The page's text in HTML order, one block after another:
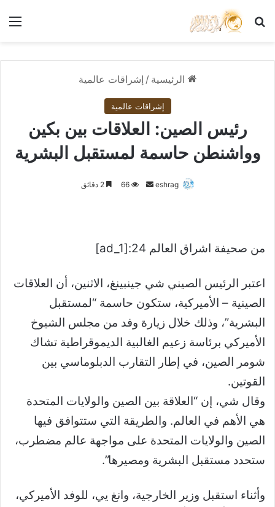
بحث عن
الرئيسية / إشراقات عالمية
إشراقات عالمية
رئيس الصين: العلاقات بين بكين
وواشنطن حاسمة لمستقبل البشرية
eshrag
أرسل66 2 دقائق
من صحيفة اشراق العالم 24:[ad_1]
اعتبر الرئيس الصيني شي جينبينغ، الاثنين، أن العلاقات
الصينية – الأميركية، ستكون حاسمة “لمستقبل
البشرية”، وذلك خلال زيارة وفد من مجلس الشيوخ
الأميركي برئاسة زعيم الغالبية الديموقراطية تشاك
شومر الصين، في إطار التقارب الدبلوماسي بين
القوتين.
وقال شي، إن “العلاقة بين الصين والولايات المتحدة
هي الأهم في العالم. والطريقة التي ستتوافق فيها
الصين والولايات المتحدة على مواجهة عالم مضطرب،
ستحدد مستقبل البشرية ومصيرها”.
وأثناء استقبل وزير الخارجية، وانغ يي، للوفد الأميركي،